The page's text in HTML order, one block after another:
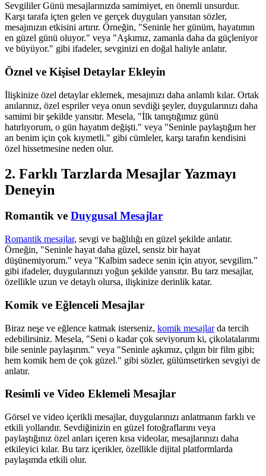
Sevgililer Günü mesajlarınızda samimiyet, en önemli unsurdur.
Karşı tarafa içten gelen ve gerçek duyguları yansıtan sözler,
mesajınızın etkisini artırır. Örneğin, "Seninle her günüm, hayatımın
en güzel günü oluyor." veya "Aşkımız, zamanla daha da güçleniyor
ve büyüyor." gibi ifadeler, sevginizi en doğal haliyle anlatır.
Öznel ve Kişisel Detaylar Ekleyin
İlişkinize özel detaylar eklemek, mesajınızı daha anlamlı kılar. Ortak
anılarınız, özel espriler veya onun sevdiği şeyler, duygularınızı daha
samimi bir şekilde yansıtır. Mesela, "İlk tanıştığımız günü
hatırlıyorum, o gün hayatım değişti." veya "Seninle paylaştığım her
an benim için çok kıymetli." gibi cümleler, karşı tarafın kendisini
özel hissetmesine neden olur.
2. Farklı Tarzlarda Mesajlar Yazmayı
Deneyin
Romantik ve Duygusal Mesajlar
Romantik mesajlar, sevgi ve bağlılığı en güzel şekilde anlatır.
Örneğin, "Seninle hayat daha güzel, sensiz bir hayat
düşünemiyorum." veya "Kalbim sadece senin için atıyor, sevgilim."
gibi ifadeler, duygularınızı yoğun şekilde yansıtır. Bu tarz mesajlar,
özellikle uzun ve detaylı olursa, ilişkinize derinlik katar.
Komik ve Eğlenceli Mesajlar
Biraz neşe ve eğlence katmak isterseniz, komik mesajlarda tercih
edebilirsiniz. Mesela, "Seni o kadar çok seviyorum ki, çikolatalarımı
bile seninle paylaşırım." veya "Seninle aşkımız, çılgın bir film gibi;
hem komik hem de çok güzel." gibi sözler, gülümsetirken sevgiyi de
anlatır.
Resimli ve Video Eklemeli Mesajlar
Görsel ve video içerikli mesajlar, duygularınızı anlatmanın farklı ve
etkili yollarıdır. Sevdiğinizin en güzel fotoğraflarını veya
paylaştığınız özel anları içeren kısa videolar, mesajlarınızı daha
etkileyici kılar. Bu tarz içerikler, özellikle dijital platformlarda
paylaşımda etkili olur.